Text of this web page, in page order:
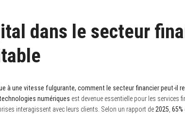
dans le secteur
à une vitesse fulgurante, comment le secteur financier peut-il
technologies numériques est devenue essentielle pour les services
interagissent avec leurs clients. Selon un rapport de 2025 65%